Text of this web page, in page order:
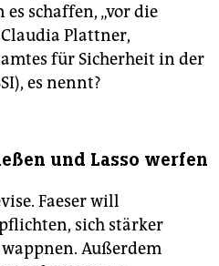
schaffen, „vor die
Plattner,
für Sicherheit in der
es nennt?
und Lasso werfen
Faeser will
sich stärker
Außerdem